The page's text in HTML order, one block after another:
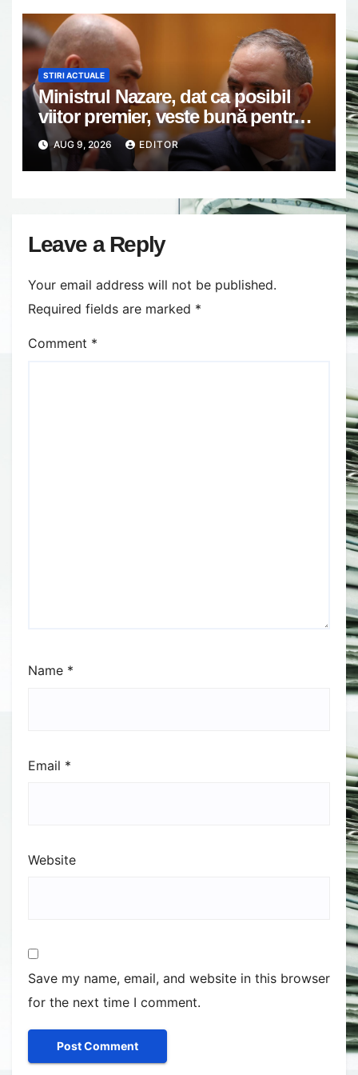
STIRI ACTUALE
Ministrul Nazare, dat ca posibil
viitor premier, veste bună pentru
români: Momentul din care vom
simți ”normalitatea” economică
AUG 9, 2026 EDITOR
Leave a Reply
Your email address will not be published.
Required fields are marked *
Comment *
Name *
Email *
Website
Save my name, email, and website in this browser
for the next time I comment.